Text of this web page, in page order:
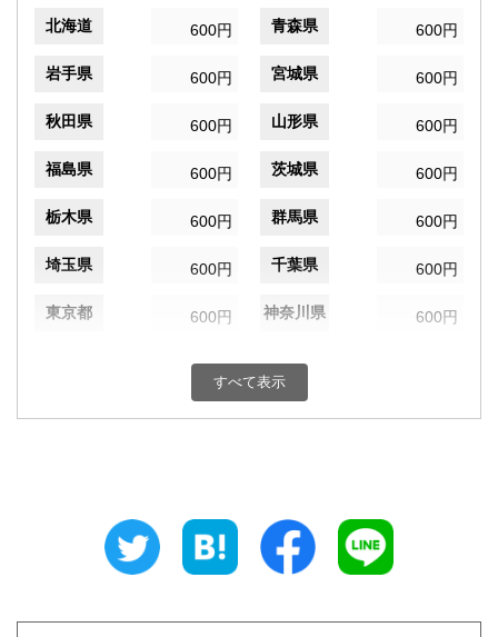
北海道 600円 青森県 600円
岩手県 600円 宮城県 600円
秋田県 600円 山形県 600円
福島県 600円 茨城県 600円
栃木県 600円 群馬県 600円
埼玉県 600円 千葉県 600円
東京都 600円 神奈川県 600円
600円 富山県
600円 三重県
すべて表示